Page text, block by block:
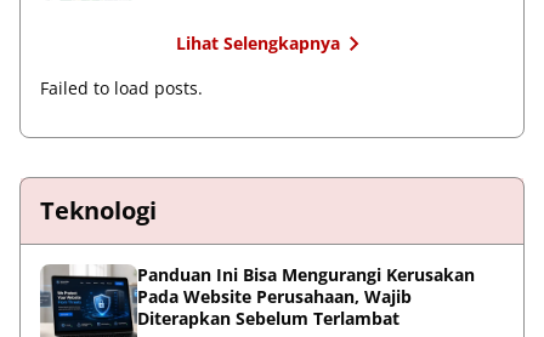
Lihat Selengkapnya
Failed to load posts.
Teknologi
Panduan Ini Bisa Mengurangi Kerusakan
Pada Website Perusahaan, Wajib
Diterapkan Sebelum Terlambat